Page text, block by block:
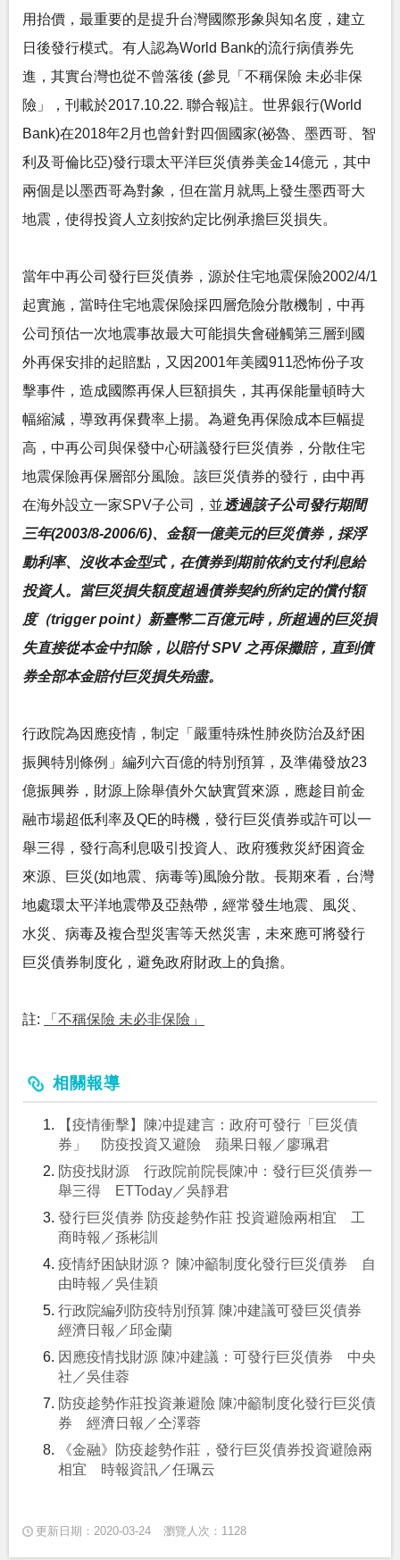
用抬價，最重要的是提升台灣國際形象與知名度，建立
日後發行模式。有人認為World Bank的流行病債券先
進，其實台灣也從不曾落後 (參見「不稱保險 未必非保
險」，刊載於2017.10.22. 聯合報)註。世界銀行(World
Bank)在2018年2月也曾針對四個國家(祕魯、墨西哥、智
利及哥倫比亞)發行環太平洋巨災債券美金14億元，其中
兩個是以墨西哥為對象，但在當月就馬上發生墨西哥大
地震，使得投資人立刻按約定比例承擔巨災損失。
當年中再公司發行巨災債券，源於住宅地震保險2002/4/1
起實施，當時住宅地震保險採四層危險分散機制，中再
公司預估一次地震事故最大可能損失會碰觸第三層到國
外再保安排的起賠點，又因2001年美國911恐怖份子攻
擊事件，造成國際再保人巨額損失，其再保能量頓時大
幅縮減，導致再保費率上揚。為避免再保險成本巨幅提
高，中再公司與保發中心研議發行巨災債券，分散住宅
地震保險再保層部分風險。該巨災債券的發行，由中再
在海外設立一家SPV子公司，並透過該子公司發行期間
三年(2003/8-2006/6)、金額一億美元的巨災債券，採浮
動利率、沒收本金型式，在債券到期前依約支付利息給
投資人。當巨災損失額度超過債券契約所約定的償付額
度（trigger point）新臺幣二百億元時，所超過的巨災損
失直接從本金中扣除，以賠付 SPV 之再保攤賠，直到債
券全部本金賠付巨災損失殆盡。
行政院為因應疫情，制定「嚴重特殊性肺炎防治及紓困
振興特別條例」編列六百億的特別預算，及準備發放23
億振興券，財源上除舉債外欠缺實質來源，應趁目前金
融市場超低利率及QE的時機，發行巨災債券或許可以一
舉三得，發行高利息吸引投資人、政府獲救災紓困資金
來源、巨災(如地震、病毒等)風險分散。長期來看，台灣
地處環太平洋地震帶及亞熱帶，經常發生地震、風災、
水災、病毒及複合型災害等天然災害，未來應可將發行
巨災債券制度化，避免政府財政上的負擔。
註: 「不稱保險 未必非保險」
相關報導
【疫情衝擊】陳冲提建言：政府可發行「巨災債
券」 防疫投資又避險 蘋果日報／廖珮君
防疫找財源 行政院前院長陳冲：發行巨災債券一
舉三得 ETToday／吳靜君
發行巨災債券 防疫趁勢作莊 投資避險兩相宜 工
商時報／孫彬訓
疫情紓困缺財源？ 陳冲籲制度化發行巨災債券 自
由時報／吳佳穎
行政院編列防疫特別預算 陳冲建議可發巨災債券
經濟日報／邱金蘭
因應疫情找財源 陳冲建議：可發行巨災債券 中央
社／吳佳蓉
防疫趁勢作莊投資兼避險 陳冲籲制度化發行巨災債
券 經濟日報／仝澤蓉
《金融》防疫趁勢作莊，發行巨災債券投資避險兩
相宜 時報資訊／任珮云
更新日期：2020-03-24 瀏覽人次：1128